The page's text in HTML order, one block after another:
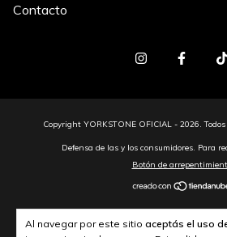
Al navegar por este sitio aceptás el uso
Contacto
Copyright YORKSTONE OFICIAL - 2026.
Defensa de las y los consumidores. Para
Botón de